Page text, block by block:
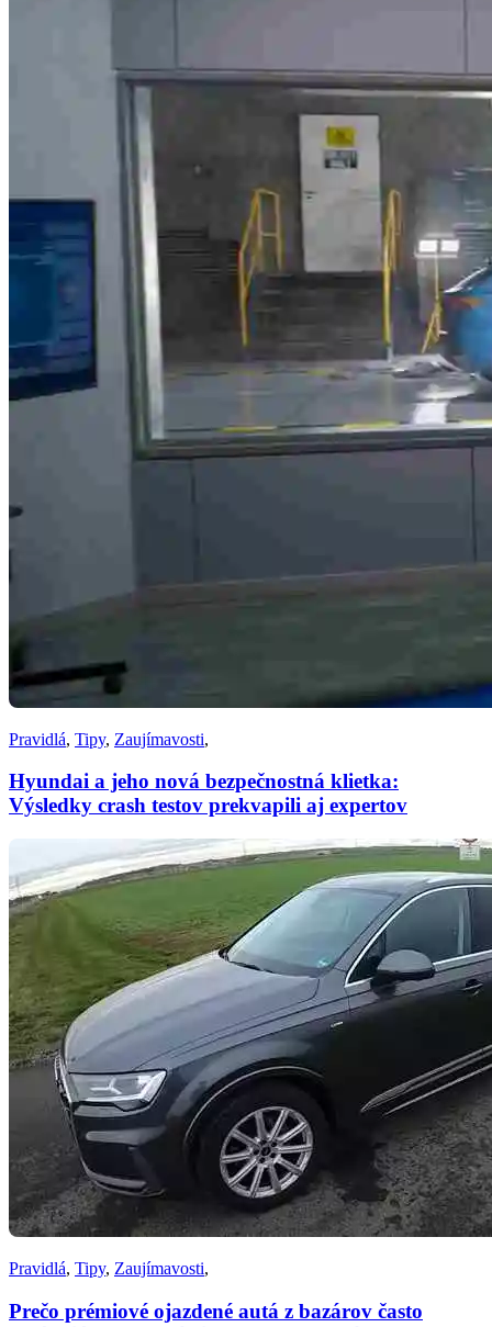
Pravidlá, Tipy, Zaujímavosti,
Hyundai a jeho nová bezpečnostná klietka:
Výsledky crash testov prekvapili aj expertov
Pravidlá, Tipy, Zaujímavosti,
Prečo prémiové ojazdené autá z bazárov často